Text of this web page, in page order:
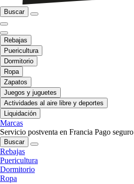
Buscar
Rebajas
Puericultura
Dormitorio
Ropa
Zapatos
Juegos y juguetes
Actividades al aire libre y deportes
Liquidación
Marcas
Servicio postventa en Francia Pago seguro
Buscar
Rebajas
Puericultura
Dormitorio
Ropa